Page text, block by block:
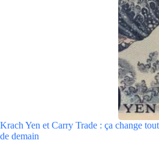
Krach Yen et Carry Trade : ça change
de demain